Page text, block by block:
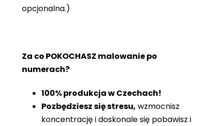
opcjonalna.)
Za co POKOCHASZ malowanie po
numerach?
100% produkcja w Czechach!
Pozbędziesz się stresu, wzmocnisz
koncentrację i doskonale się pobawisz i